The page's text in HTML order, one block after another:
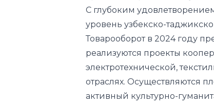
реализуются проекты
электротехнической,
отраслях. Осуществляются
активный культурно-
Подчеркнута важность
практического
Межправительственной